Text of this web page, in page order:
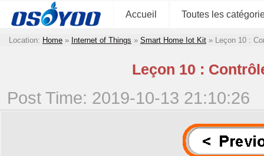
Accueil Toutes les
Location: Home » Internet of Things » Smart Home Iot Kit » Leçon 10 :
Leçon 10 :
Post Time: 2019-10-13 21:10:26